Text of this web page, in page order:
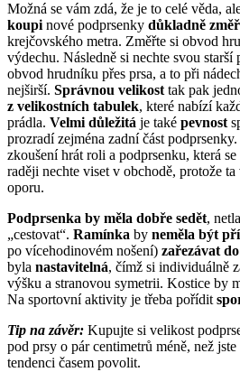
Možná se vám zdá, že je to celé věda,
koupi nové podprsenky důkladně
krejčovského metra. Změřte si obvod
výdechu. Následně si nechte svou starší
obvod hrudníku přes prsa, a to při
nejširší. Správnou velikost tak pak
z velikostních tabulek, které nabízí
prádla. Velmi důležitá je také pevnost
prozradí zejména zadní část
zkoušení hrát roli a podprsenku, která
raději nechte viset v obchodě, protože
oporu.
Podprsenka by měla dobře sedět,
„cestovat“. Ramínka by neměla být
po vícehodinovém nošení) zařezávat
byla nastavitelná, čímž si individuálně
výšku a stranovou symetrii. Kostice by
Na sportovní aktivity je třeba pořídit
Tip na závěr: Kupujte si velikost
pod prsy o pár centimetrů méně, než
tendenci časem povolit.